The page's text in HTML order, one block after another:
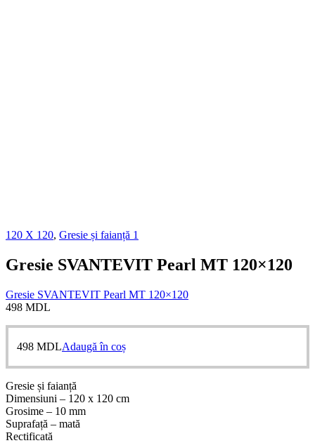
120 X 120, Gresie și faianță 1
Gresie SVANTEVIT Pearl MT 120×120
Gresie SVANTEVIT Pearl MT 120×120
498 MDL
498 MDLAdaugă în coș
Gresie și faianță
Dimensiuni – 120 x 120 cm
Grosime – 10 mm
Suprafață – mată
Rectificată